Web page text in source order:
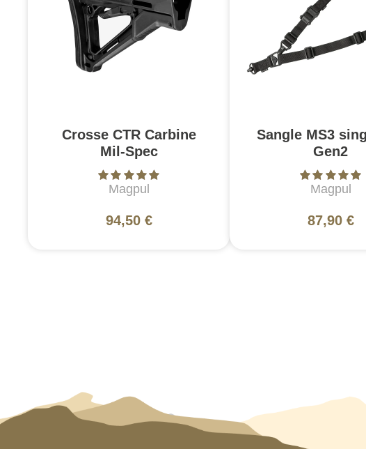
Crosse CTR Carbine
Mil-Spec
Magpul
94,50 €
Sangle MS3
Gen2
Magpul
87,90 €